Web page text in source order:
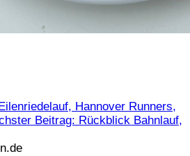
Hannover Runners,
Beitrag: Rückblick Bahnlauf,